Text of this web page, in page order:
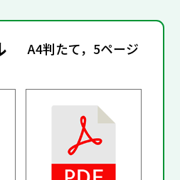
A4判たて，5ページ